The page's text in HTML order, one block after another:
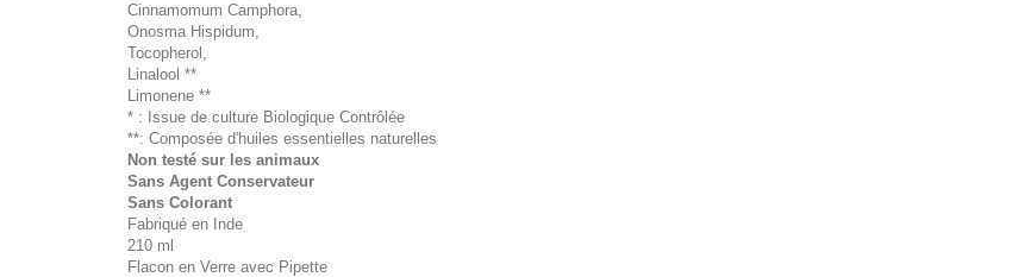
Cinnamomum Camphora,
Onosma Hispidum,
Tocopherol,
Linalool **
Limonene **
* : Issue de culture Biologique Contrôlée
**: Composée d'huiles essentielles naturelles
Non testé sur les animaux
Sans Agent Conservateur
Sans Colorant
Fabriqué en Inde
210 ml
Flacon en Verre avec Pipette